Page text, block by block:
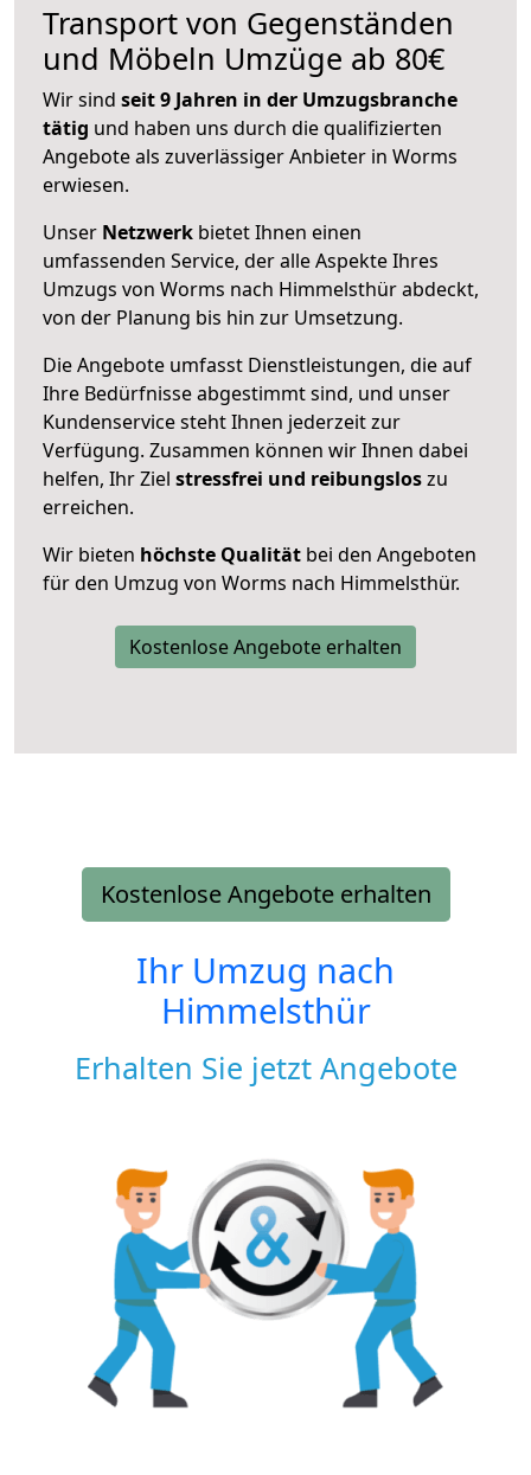
Transport von Gegenständen
und Möbeln Umzüge ab 80€
Wir sind seit 9 Jahren in der Umzugsbranche
tätig und haben uns durch die qualifizierten
Angebote als zuverlässiger Anbieter in Worms
erwiesen.
Unser Netzwerk bietet Ihnen einen
umfassenden Service, der alle Aspekte Ihres
Umzugs von Worms nach Himmelsthür abdeckt,
von der Planung bis hin zur Umsetzung.
Die Angebote umfasst Dienstleistungen, die auf
Ihre Bedürfnisse abgestimmt sind, und unser
Kundenservice steht Ihnen jederzeit zur
Verfügung. Zusammen können wir Ihnen dabei
helfen, Ihr Ziel stressfrei und reibungsloszu
erreichen.
Wir bieten höchste Qualität bei den Angeboten
für den Umzug von Worms nach Himmelsthür.
Kostenlose Angebote erhalten
Kostenlose Angebote erhalten
Ihr Umzug nach
Himmelsthür
Erhalten Sie jetzt Angebote